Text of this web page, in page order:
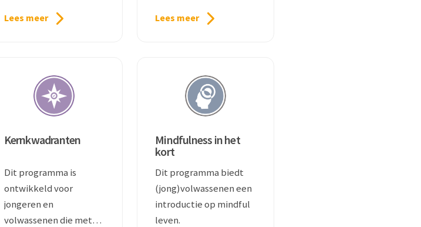
Lees meer Lees meer
Kernkwadranten
Dit programma is
ontwikkeld voor
jongeren en
volwassenen die met
Mindfulness in het
kort
Dit programma biedt
(jong)volwassenen een
introductie op mindful
leven.